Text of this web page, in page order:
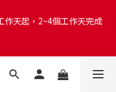
速，官網操作可能受到影
造成不便敬請見諒。
作天起，2~4個工作天完成